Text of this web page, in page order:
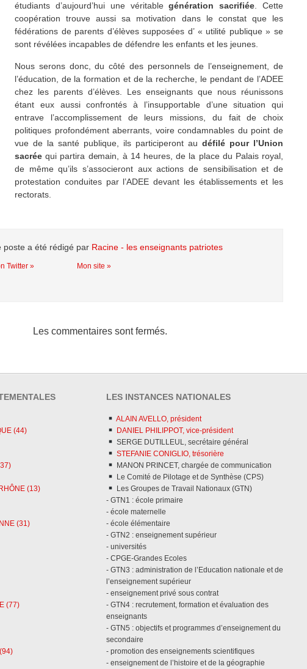
étudiants d’aujourd’hui une véritablegénération sacrifiée . Cette
coopération trouve aussi sa motivation dans le constat que les
fédérations de parents d’élèves supposées d’ « utilité publique » se
sont révélées incapables de défendre les enfants et les jeunes.
Nous serons donc, du côté des personnels de l’enseignement, de
l’éducation, de la formation et de la recherche, le pendant de l’ADEE
chez les parents d’élèves. Les enseignants que nous réunissons
étant eux aussi confrontés à l’insupportable d’une situation qui
entrave l’accomplissement de leurs missions, du fait de choix
politiques profondément aberrants, voire condamnables du point de
vue de la santé publique, ils participeront au défilé pour l’Union
sacrée qui partira demain, à 14 heures, de la place du Palais royal,
de même qu’ils s’associeront aux actions de sensibilisation et de
protestation conduites par l’ADEE devant les établissements et les
rectorats.
poste a été rédigé par Racine - les enseignants patriotes
Twitter » Mon site »
Les commentaires sont fermés.
(44)
(13)
(31)
(77)
LES INSTANCES NATIONALES
ALAIN AVELLO, président
DANIEL PHILIPPOT, vice-président
SERGE DUTILLEUL, secrétaire général
STEFANIE CONIGLIO, trésorière
MANON PRINCET, chargée de communication
Le Comité de Pilotage et de Synthèse (CPS)
Les Groupes de Travail Nationaux (GTN)
- GTN1 : école primaire
- école maternelle
- école élémentaire
- GTN2 : enseignement supérieur
- universités
- CPGE-Grandes Ecoles
- GTN3 : administration de l’Education nationale et de
l’enseignement supérieur
- enseignement privé sous contrat
- GTN4 : recrutement, formation et évaluation des
enseignants
- GTN5 : objectifs et programmes d’enseignement du
secondaire
- promotion des enseignements scientifiques
- enseignement de l’histoire et de la géographie